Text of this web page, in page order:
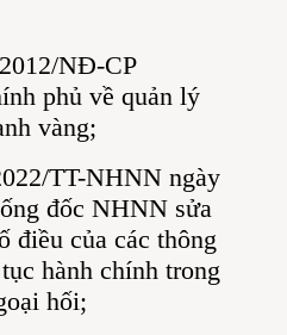
NĐ-CP
phủ về quản lý
vàng;
TT-NHNN ngày
đốc NHNN sửa
điều của các thông
hành chính trong
hối;